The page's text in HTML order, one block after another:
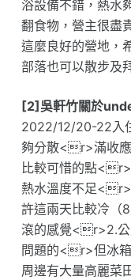
浴設備不錯，熱水
翻食物，營主很盡
這麼良好的營地，
部落也可以散步及
[2]吳軒竹關於
2022/12/20-22入
夠分散<r>滿收
比較可惜的點
熱水溫度不足
許這兩天比較冷（
滾的感覺<r>2.
問題的<r>但冰
周邊有大量高麗